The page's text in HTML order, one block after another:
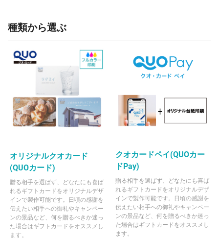
種類から選ぶ
オリジナルクオカード
(QUOカード)
贈る相手を選ばず、どなたにも喜ば
れるギフトカードをオリジナルデザ
インで製作可能です。日頃の感謝を
伝えたい相手への御礼やキャンペー
ンの景品など、何を贈るべきか迷っ
た場合はギフトカードをオススメし
ます。
クオカードペイ(QUOカー
ドPay)
贈る相手を選ばず、どなたにも喜ば
れるギフトカードをオリジナルデザ
インで製作可能です。日頃の感謝を
伝えたい相手への御礼やキャンペー
ンの景品など、何を贈るべきか迷っ
た場合はギフトカードをオススメし
ます。